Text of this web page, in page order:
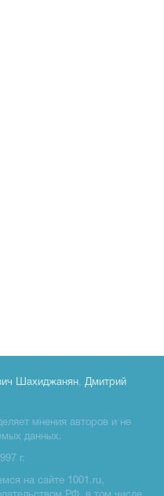
Шахиджанян, Дмитрий
мнения авторов и не
данных.
г.
на сайте 1001.ru,